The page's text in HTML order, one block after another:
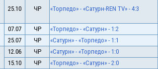
25.10 ЧР «Торпедо» - «Сатурн-REN TV» - 4:3
07.07 ЧР «Торпедо» - «Сатурн» - 1:2
25.07
ЧР «Сатурн» - «Торпедо» - 1:1
12.06 ЧР «Сатурн» - «Торпедо» - 1:0
15.10
ЧР «Торпедо» - «Сатурн» - 2:0